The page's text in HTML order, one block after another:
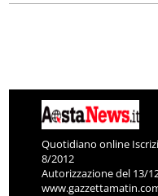
Quotidiano online
8/2012
Autorizzazione del 13/